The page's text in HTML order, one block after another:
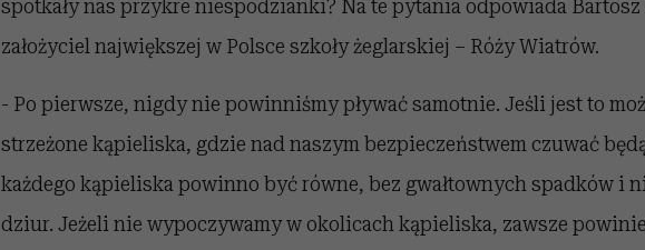
spotkały nas przykre niespodzianki? Na te pytania odpowiada
założyciel największej w Polsce szkoły żeglarskiej – Róży Wiatrów.
- Po pierwsze, nigdy nie powinniśmy pływać samotnie. Jeśli jest to
strzeżone kąpieliska, gdzie nad naszym bezpieczeństwem czuwać
każdego kąpieliska powinno być równe, bez gwałtownych spadków i
dziur. Jeżeli nie wypoczywamy w okolicach kąpieliska, zawsze